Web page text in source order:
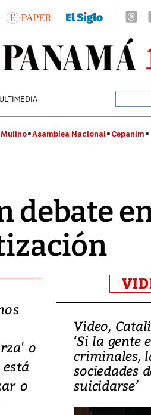
Mulino Asamblea Nacional Cepanim
debate
o
o
Video,
‘Si la gente
criminales,
sociedades
suicidarse’